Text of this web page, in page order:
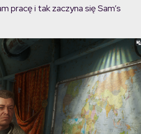
pracę i tak zaczyna się Sam’s